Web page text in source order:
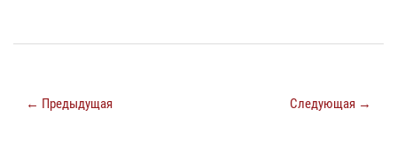
← Предыдущая Следующая →